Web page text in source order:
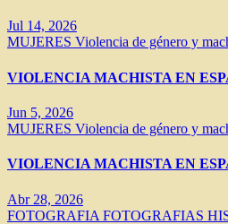
Jul 14, 2026
MUJERES Violencia de género y
VIOLENCIA MACHISTA EN
Jun 5, 2026
MUJERES Violencia de género y
VIOLENCIA MACHISTA EN
Abr 28, 2026
FOTOGRAFIA FOTOGRAFIAS